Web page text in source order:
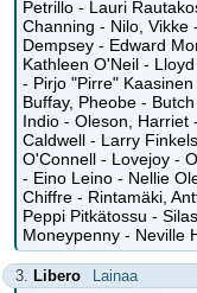
Petrillo - Lauri
Channing - Nilo, Vikke
Dempsey - Edward
Kathleen O'Neil -
- Pirjo "Pirre"
Buffay, Pheobe -
Indio - Oleson, Harriet
Caldwell - Larry
O'Connell - Lovejoy -
- Eino Leino - Nellie
Chiffre - Rintamäki,
Peppi Pitkätossu -
Moneypenny - Neville
3. Libero Lainaa